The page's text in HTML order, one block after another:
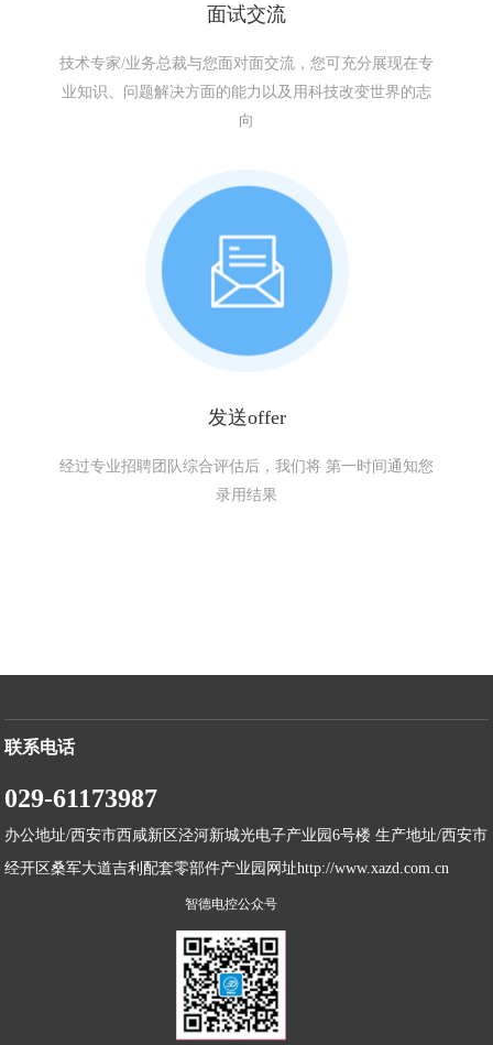
面试交流
技术专家/业务总裁与您面对面交流，您可充分展现在专
业知识、问题解决方面的能力以及用科技改变世界的志
向
发送offer
经过专业招聘团队综合评估后，我们将 第一时间通知您
录用结果
联系电话
029-61173987
办公地址/西安市西咸新区泾河新城光电子产业园6号楼 生产地址/西安市
经开区桑军大道吉利配套零部件产业园网址http://www.xazd.com.cn
智德电控公众号